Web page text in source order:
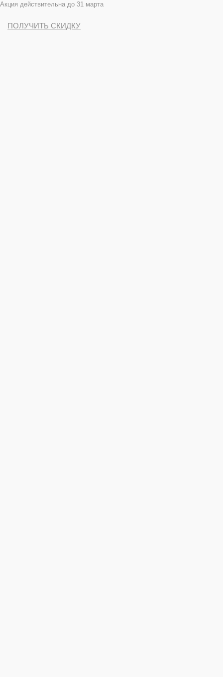
Акция действительна до 31 марта
ПОЛУЧИТЬ СКИДКУ